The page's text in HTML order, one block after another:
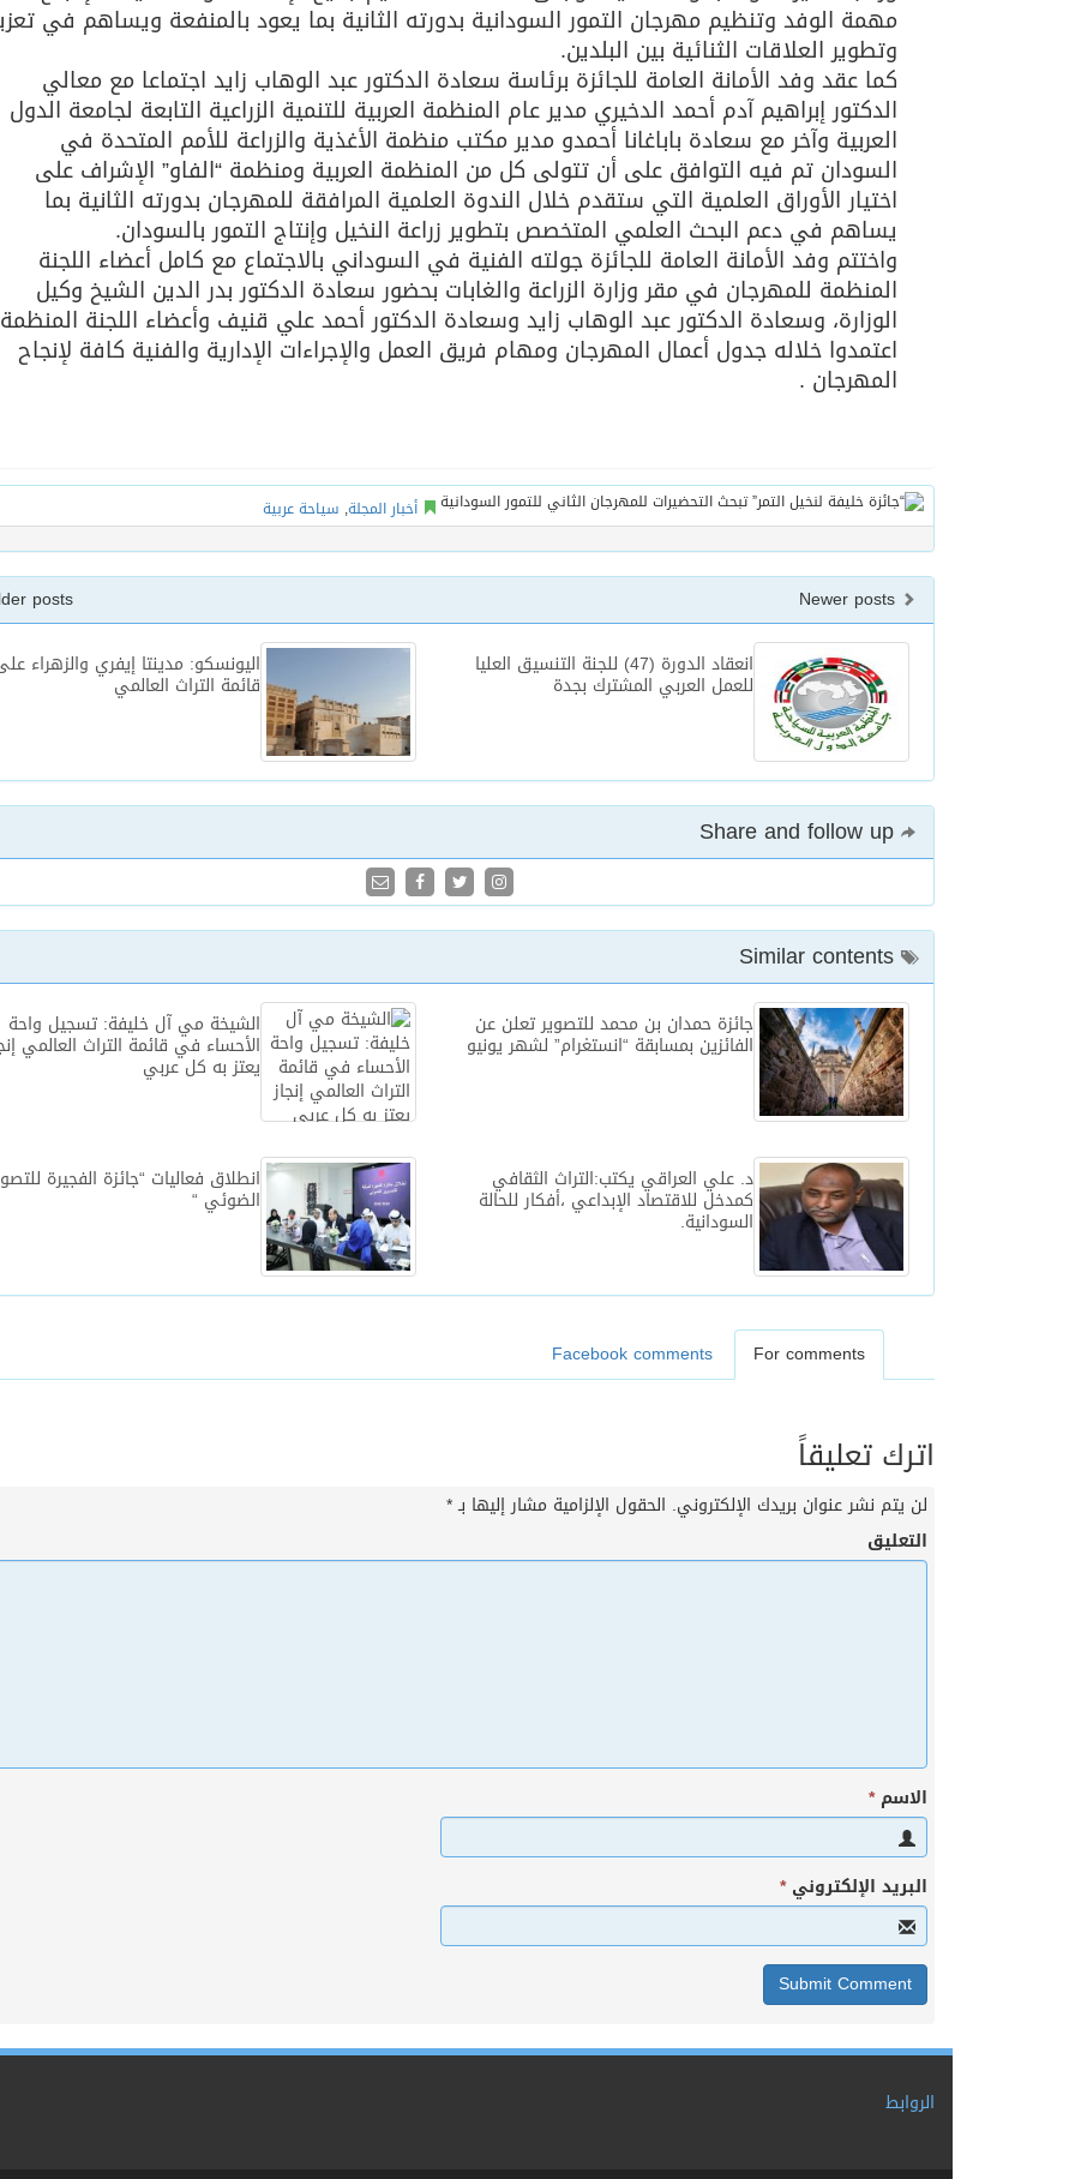
مهمة الوفد وتنظيم مهرجان التمور السودانية بدورته الثانية بما يعود بالمنفعة ويساهم في
وتطوير العلاقات الثنائية بين البلدين.
كما عقد وفد الأمانة العامة للجائزة برئاسة سعادة الدكتور عبد الوهاب زايد اجتماعا مع معالي
الدكتور إبراهيم آدم أحمد الدخيري مدير عام المنظمة العربية للتنمية الزراعية التابعة لجامعة الدول
العربية وآخر مع سعادة باباغانا أحمدو مدير مكتب منظمة الأغذية والزراعة للأمم المتحدة في
السودان تم فيه التوافق على أن تتولى كل من المنظمة العربية ومنظمة “الفاو” الإشراف على
اختيار الأوراق العلمية التي ستقدم خلال الندوة العلمية المرافقة للمهرجان بدورته الثانية بما
يساهم في دعم البحث العلمي المتخصص بتطوير زراعة النخيل وإنتاج التمور بالسودان.
واختتم وفد الأمانة العامة للجائزة جولته الفنية في السوداني بالاجتماع مع كامل أعضاء اللجنة
المنظمة للمهرجان في مقر وزارة الزراعة والغابات بحضور سعادة الدكتور بدر الدين الشيخ وكيل
الوزارة، وسعادة الدكتور عبد الوهاب زايد وسعادة الدكتور أحمد علي قنيف وأعضاء اللجنة المنظمة
اعتمدوا خلاله جدول أعمال المهرجان ومهام فريق العمل والإجراءات الإدارية والفنية كافة لإنجاح
المهرجان .
أخبار المجلة, سياحة عربية
posts
اليونسكو: مدينتا إيفري والزهراء
قائمة التراث العالمي
انعقاد الدورة (47) للجنة التنسيق العليا
للعمل العربي المشترك بجدة
الشيخة مي آل خليفة: تسجيل واحة
الأحساء في قائمة التراث العالمي
يعتز به كل عربي
جائزة حمدان بن محمد للتصوير تعلن عن
الفائزين بمسابقة “انستغرام” لشهر يونيو
انطلاق فعاليات “جائزة الفجيرة
الضوئي “
د. علي العراقي يكتب:التراث الثقافي
كمدخل للاقتصاد الإبداعي ،أفكار للحالة
السودانية.
For comments
Facebook comments
اترك تعليقاً
لن يتم نشر عنوان بريدك الإلكتروني. الحقول الإلزامية مشار إليها بـ*
التعليق
الاسم*
البريد الإلكتروني*
الروابط